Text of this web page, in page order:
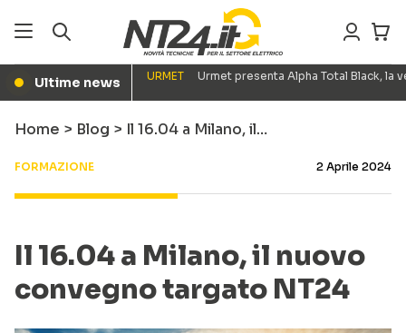
● Ultime news URMET Urmet presenta Alpha Total Black,
Home > Blog > Il 16.04 a Milano, il…
FORMAZIONE 2 Aprile 2024
Il 16.04 a Milano, il nuovo
convegno targato NT24